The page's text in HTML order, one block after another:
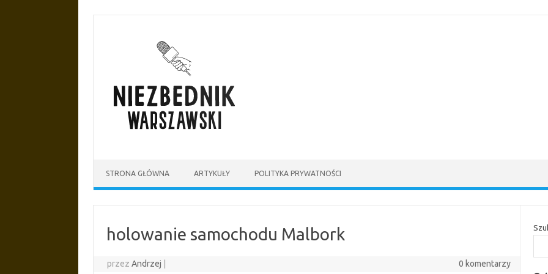
STRONA GŁÓWNA ARTYKUŁY POLITYKA PRYWATNOŚCI
holowanie samochodu Malbork
przezAndrzej 0 komentarzy